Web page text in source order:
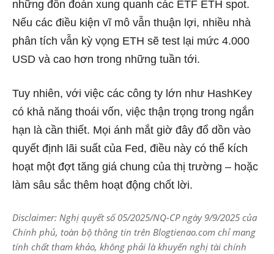
những đồn đoán xung quanh các ETF ETH spot.
Nếu các điều kiện vĩ mô vẫn thuận lợi, nhiều nhà
phân tích vẫn kỳ vọng ETH sẽ test lại mức 4.000
USD và cao hơn trong những tuần tới.
Tuy nhiên, với việc các công ty lớn như HashKey
có khả năng thoái vốn, việc thận trọng trong ngắn
hạn là cần thiết. Mọi ánh mắt giờ đây đổ dồn vào
quyết định lãi suất của Fed, điều này có thể kích
hoạt một đợt tăng giá chung của thị trường – hoặc
làm sâu sắc thêm hoạt động chốt lời.
Disclaimer: Nghị quyết số 05/2025/NQ-CP ngày 9/9/2025 của
Chính phủ, toàn bộ thông tin trên Blogtienao.com chỉ mang
tính chất tham khảo, không phải là khuyến nghị tài chính